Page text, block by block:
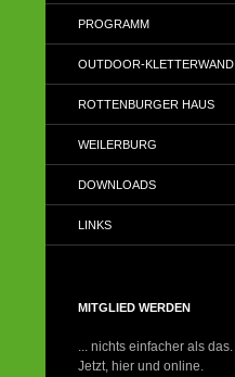
PROGRAMM
OUTDOOR-KLETTERWAND
ROTTENBURGER HAUS
WEILERBURG
DOWNLOADS
LINKS
MITGLIED WERDEN
... nichts einfacher als das.
Jetzt, hier und online.